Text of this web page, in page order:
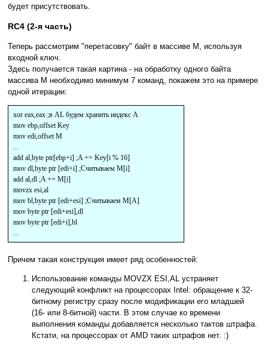
будет присутствовать.
RC4 (2-я часть)
Теперь рассмотрим "перетасовку" байт в массиве M, используя
входной ключ.
Здесь получается такая картина - на обработку одного байта
массива M необходимо минимум 7 команд, покажем это на примере
одной итерации:
xor eax,eax ;в AL будем хранить индекс A
mov ebp,offset Key
mov edi,offset M
...
add al,byte ptr[ebp+i] ;A += Key[i % 16]
mov dl,byte ptr [edi+i] ;Считываем M[i]
add al,dl ;A += M[i]
movzx esi,al
mov bl,byte ptr [edi+esi] ;Считываем M[A]
mov byte ptr [edi+esi],dl
mov byte ptr [edi+i],bl
...
Причем такая конструкция имеет ряд особенностей:
Использование команды MOVZX ESI,AL устраняет
следующий конфликт на процессорах Intel: обращение к 32-
битному регистру сразу после модификации его младшей
(16- или 8-битной) части. В этом случае ко времени
выполнения команды добавляется несколько тактов штрафа.
Кстати, на процессорах от AMD таких штрафов нет. :)